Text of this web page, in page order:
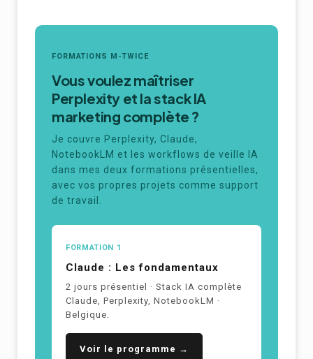
FORMATIONS M-TWICE
Vous voulez maîtriser
Perplexity et la stack IA
marketing complète ?
Je couvre Perplexity, Claude,
NotebookLM et les workflows de veille IA
dans mes deux formations présentielles,
avec vos propres projets comme support
de travail.
FORMATION 1
Claude : Les fondamentaux
2 jours présentiel · Stack IA complète
Claude, Perplexity, NotebookLM ·
Belgique.
Voir le programme →